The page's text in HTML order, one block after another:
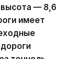
высота — 8,6
имеет